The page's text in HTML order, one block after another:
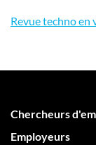
Revue techno en
Chercheurs
Employeurs